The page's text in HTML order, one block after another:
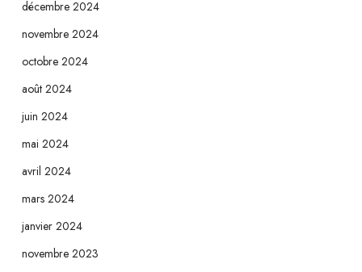
décembre 2024
novembre 2024
octobre 2024
août 2024
juin 2024
mai 2024
avril 2024
mars 2024
janvier 2024
novembre 2023